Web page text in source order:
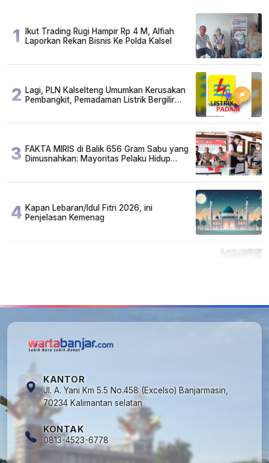
1
Ikut Trading Rugi Hampir Rp 4 M, Alfiah
Laporkan Rekan Bisnis Ke Polda Kalsel
2 Lagi, PLN Kalselteng Umumkan Kerusakan
Pembangkit, Pemadaman Listrik Bergilir
3 FAKTA MIRIS di Balik 656 Gram Sabu yang
Dimusnahkan: Mayoritas Pelaku Hidup
4 Kapan Lebaran/Idul Fitri 2026, ini
Penjelasan Kemenag
KANTOR
Jl. A. Yani Km 5.5 No.458 (Excelso) Banjarmasin,
70234 Kalimantan selatan
KONTAK
0813-4523-6778